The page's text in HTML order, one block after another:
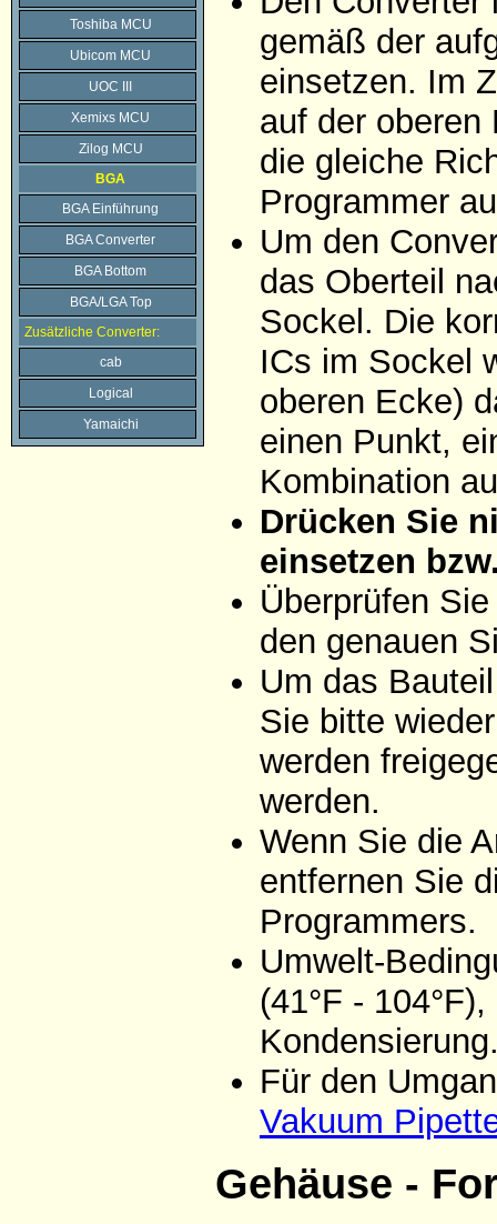
Toshiba MCU
Ubicom MCU
UOC III
Xemixs MCU
Zilog MCU
BGA
BGA Einführung
BGA Converter
BGA Bottom
BGA/LGA Top
Zusätzliche Converter:
cab
Logical
Yamaichi
gemäß der
einsetzen. Im
auf der
die gleiche
Programmer
Um den
das Oberteil
Sockel. Die
ICs im Sockel
oberen Ecke)
einen Punkt,
Kombination
Drücken Sie
einsetzen
Überprüfen
den genauen
Um das
Sie bitte
werden
werden.
Wenn Sie die
entfernen Sie
Programmers.
Umwelt-
(41°F -
Für den
Vakuum
Gehäuse -